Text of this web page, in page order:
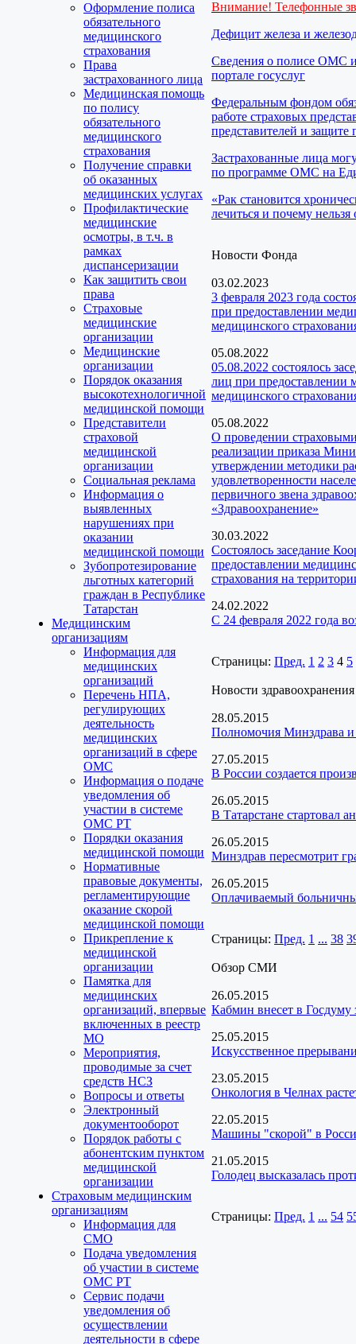
Оформление полиса
обязательного
медицинского
страхования
Права
застрахованного лица
Медицинская помощь
по полису
обязательного
медицинского
страхования
Получение справки
об оказанных
медицинских услугах
Профилактические
медицинские
осмотры, в т.ч. в
рамках
диспансеризации
Как защитить свои
права
Страховые
медицинские
организации
Медицинские
организации
Порядок оказания
высокотехнологичной
медицинской помощи
Представители
страховой
медицинской
организации
Социальная реклама
Информация о
выявленных
нарушениях при
оказании
медицинской помощи
Зубопротезирование
льготных категорий
граждан в Республике
Татарстан
Медицинским
организациям
Информация для
медицинских
организаций
Перечень НПА,
регулирующих
деятельность
медицинских
организаций в сфере
ОМС
Информация о подаче
уведомления об
участии в системе
ОМС РТ
Порядки оказания
медицинской помощи
Нормативные
правовые документы,
регламентирующие
оказание скорой
медицинской помощи
Прикрепление к
медицинской
организации
Памятка для
медицинских
организаций, впервые
включенных в реестр
МО
Мероприятия,
проводимые за счет
средств НСЗ
Вопросы и ответы
Электронный
документооборот
Порядок работы с
абонентским пунктом
медицинской
организации
Страховым медицинским
организациям
Информация для
СМО
Подача уведомления
об участии в системе
ОМС РТ
Сервис подачи
уведомления об
осуществлении
деятельности в сфере
Внимание! Телефонные
Дефицит железа и
Сведения о полисе ОМС
портале госуслуг
Федеральным фондом
работе страховых
представителей и защите
Застрахованные лица
по программе ОМС на
«Рак становится
лечиться и почему нельзя
Новости Фонда
03.02.2023
3 февраля 2023 года
при предоставлении
медицинского
05.08.2022
05.08.2022 состоялось
лиц при предоставлении
медицинского
05.08.2022
О проведении
реализации приказа
утверждении методики
удовлетворенности
первичного звена
«Здравоохранение»
30.03.2022
Состоялось заседание
предоставлении
страхования на
24.02.2022
С 24 февраля 2022 года
Страницы: Пред. 1 2 3 4 5
Новости здравоохранения
28.05.2015
Полномочия Минздрава и
27.05.2015
В России создается
26.05.2015
В Татарстане стартовал
26.05.2015
Минздрав пересмотрит
26.05.2015
Оплачиваемый
Страницы: Пред. 1 ... 38
Обзор СМИ
26.05.2015
Кабмин внесет в
25.05.2015
Искусственное
23.05.2015
Онкология в Челнах
22.05.2015
Машины "скорой" в
21.05.2015
Голодец высказалась
Страницы: Пред. 1 ... 54